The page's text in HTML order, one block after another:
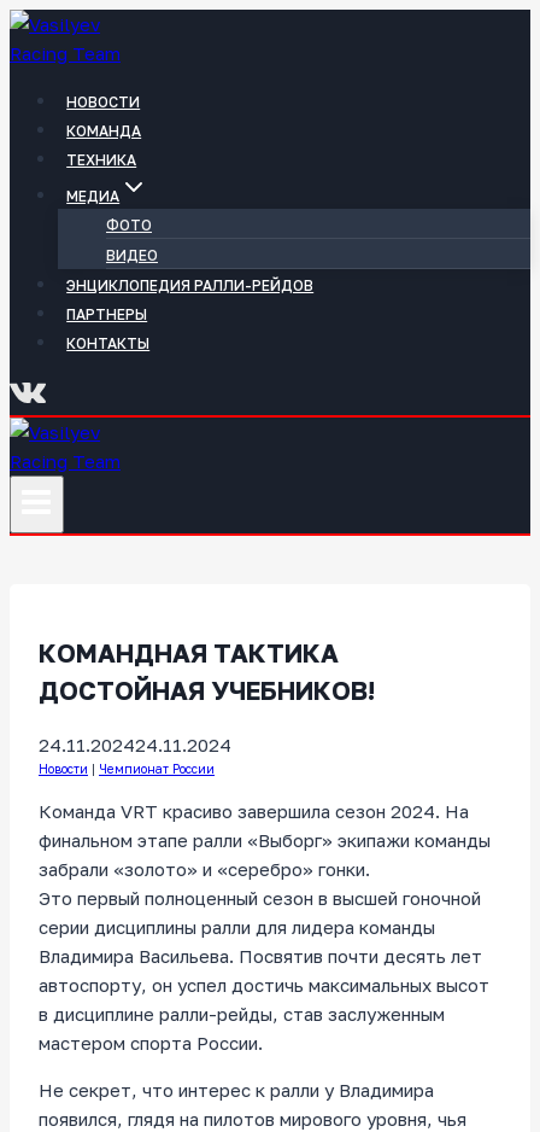
Перейти
к
НОВОСТИ
КОМАНДА
ТЕХНИКА
МЕДИА
ФОТО
ВИДЕО
ЭНЦИКЛОПЕДИЯ РАЛЛИ-РЕЙДОВ
ПАРТНЕРЫ
КОНТАКТЫ
КОМАНДНАЯ ТАКТИКА
ДОСТОЙНАЯ УЧЕБНИКОВ!
24.11.202424.11.2024
Новости | Чемпионат России
Команда VRT красиво завершила сезон 2024. На
финальном этапе ралли «Выборг» экипажи команды
забрали «золото» и «серебро» гонки.
Это первый полноценный сезон в высшей гоночной
серии дисциплины ралли для лидера команды
Владимира Васильева. Посвятив почти десять лет
автоспорту, он успел достичь максимальных высот
в дисциплине ралли-рейды, став заслуженным
мастером спорта России.
Не секрет, что интерес к ралли у Владимира
появился, глядя на пилотов мирового уровня, чья